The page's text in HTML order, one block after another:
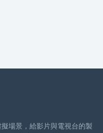
場景，給影片與電視台的製